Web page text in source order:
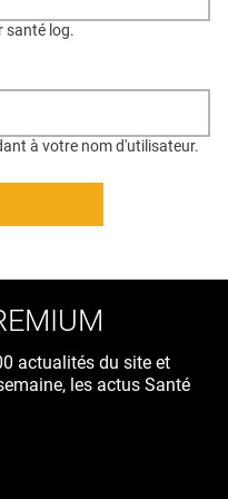
santé log.
à votre nom d'utilisateur.
actualités du site et
les actus Santé